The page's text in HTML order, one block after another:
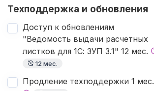
Техподдержка и обновления
Доступ к обновлениям
"Ведомость выдачи расчетных
листков для 1С: ЗУП 3.1" 12 мес.
12 мес.
Продление техподдержки 1 мес.